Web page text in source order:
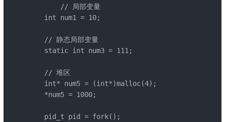
    int num1 = 10;
    // 静态局部变量
    static int num3 = 111;
    // 堆区
    int* num5 = (int*)malloc(4);
    *num5 = 1000;
    pid_t pid = fork();